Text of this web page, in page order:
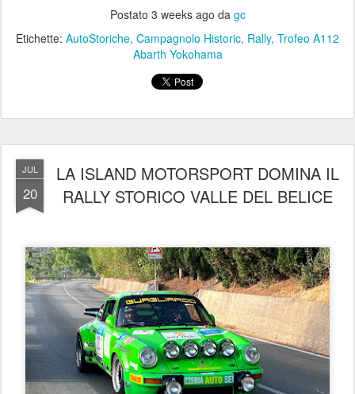
Postato 3 weeks ago da gc
Etichette: AutoStoriche Campagnolo Historic Rally Trofeo A112
Abarth Yokohama
JUL
20
LA ISLAND MOTORSPORT DOMINA IL
RALLY STORICO VALLE DEL BELICE